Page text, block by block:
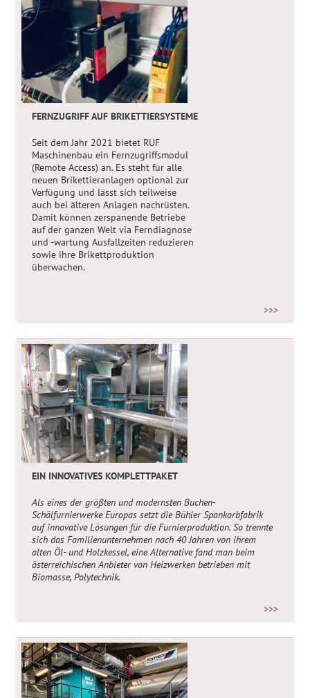
FERNZUGRIFF AUF BRIKETTIERSYSTEME
Seit dem Jahr 2021 bietet RUF
Maschinenbau ein Fernzugriffsmodul
(Remote Access) an. Es steht für alle
neuen Brikettieranlagen optional zur
Verfügung und lässt sich teilweise
auch bei älteren Anlagen nachrüsten.
Damit können zerspanende Betriebe
auf der ganzen Welt via Ferndiagnose
und -wartung Ausfallzeiten reduzieren
sowie ihre Brikettproduktion
überwachen.
>>>
EIN INNOVATIVES KOMPLETTPAKET
Als eines der größten und modernsten Buchen-
Schälfurnierwerke Europas setzt die Bühler Spankorbfabrik
auf innovative Lösungen für die Furnierproduktion. So trennte
sich das Familienunternehmen nach 40 Jahren von ihrem
alten Öl- und Holzkessel, eine Alternative fand man beim
österreichischen Anbieter von Heizwerken betrieben mit
Biomasse, Polytechnik.
>>>
MIT DER KRAFT DER SONNE
Die 2015 installierte Hackschnitzel-Trocknungsanlage in
Wartberg an der Krems rundet das Energiekonzept zur
man mit der Trocknung des Heizmaterials startete,
wurden feuchte Hackschnitzel verbrannt. Da es durch den
hohen Wassergehalt zu einer starken Verschlackung der
Kessel kam, suchte man nach Abhilfe. Die Lösung lieferte
Cona.
EIN BLICK IN DIE BLACKBOX FERMENTER
Was rührt sich imFermenter? DieFachhochschule
Münsterforscht nach Optimierungspotenzialen für
Rührwerke in Biogasanlagen.
SO STELLEN SIE WASSERSTOFF AUS BIOMASSE HER
Wie man ausBiomasse Wasserstoffherstellen kann,
untersuchen TU Wien und voestalpine in einem
gemeinsamenForschungsprojekt.